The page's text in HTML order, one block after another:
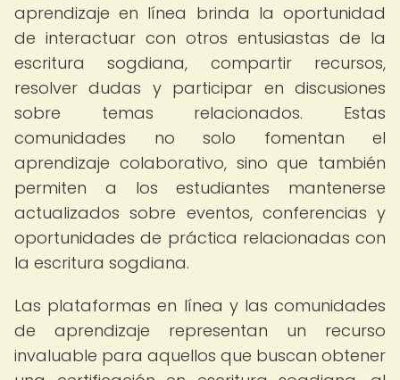
aprendizaje en línea brinda la oportunidad
de interactuar con otros entusiastas de la
escritura sogdiana, compartir recursos,
resolver dudas y participar en discusiones
sobre temas relacionados. Estas
comunidades no solo fomentan el
aprendizaje colaborativo, sino que también
permiten a los estudiantes mantenerse
actualizados sobre eventos, conferencias y
oportunidades de práctica relacionadas con
la escritura sogdiana.
Las plataformas en línea y las comunidades
de aprendizaje representan un recurso
invaluable para aquellos que buscan obtener